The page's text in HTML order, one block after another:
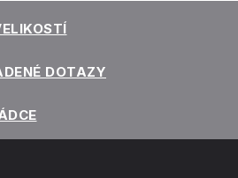
DOTAZY